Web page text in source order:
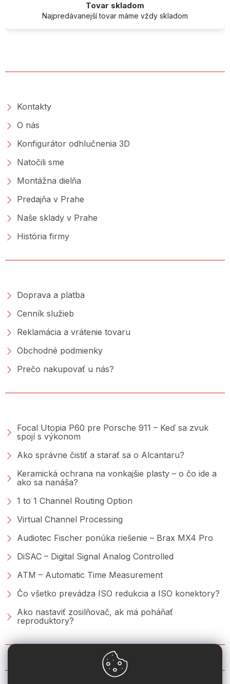
Tovar skladom
Najpredávanejší tovar máme vždy skladom
Kontakty
O nás
Konfigurátor odhlučnenia 3D
Natočili sme
Montážna dielňa
Predajňa v Prahe
Naše sklady v Prahe
História firmy
Doprava a platba
Cenník služieb
Reklamácia a vrátenie tovaru
Obchodné podmienky
Prečo nakupovať u nás?
Focal Utopia P60 pre Porsche 911 – Keď sa zvuk
spojí s výkonom
Ako správne čistiť a starať sa o Alcantaru?
Keramická ochrana na vonkajšie plasty – o čo ide a
ako sa nanáša?
1 to 1 Channel Routing Option
Virtual Channel Processing
Audiotec Fischer ponúka riešenie – Brax MX4 Pro
DiSAC – Digital Signal Analog Controlled
ATM – Automatic Time Measurement
Čo všetko prevádza ISO redukcia a ISO konektory?
Ako nastaviť zosilňovač, ak má poháňať
reproduktory?
KONTAKT